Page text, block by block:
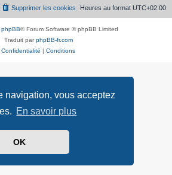
navigation, vous acceptez
En savoir plus
OK
Heures au format UTC+02:00
Supprimer les cookies
phpBB® Forum Software © phpBB Limited
Traduit parphpBB-fr.com
Confidentialité | Conditions